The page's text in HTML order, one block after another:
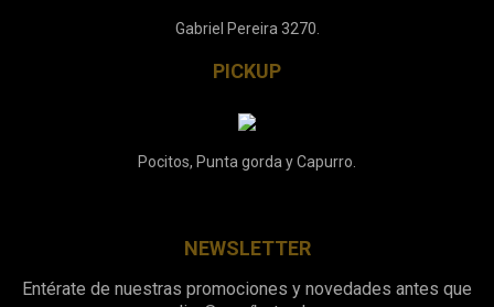
Gabriel Pereira 3270.
PICKUP
Pocitos, Punta gorda y Capurro.
NEWSLETTER
Entérate de nuestras promociones y novedades antes que